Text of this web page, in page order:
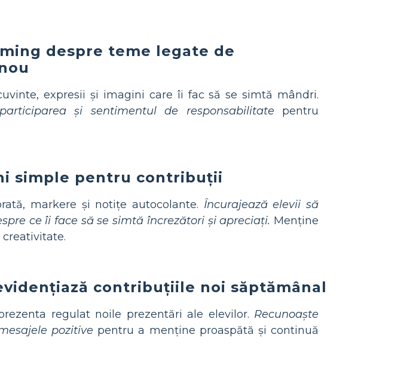
despre teme legate de
expresii și imagini care îi fac să se simtă mândri.
și sentimentul de responsabilitate pentru
simple pentru contribuții
markere și notițe autocolante. Încurajează elevii să
ce îi face să se simtă încrezători și apreciați. Menține
contribuțiile noi săptămânal
regulat noile prezentări ale elevilor. Recunoaște
pozitive pentru a menține proaspătă și continuă